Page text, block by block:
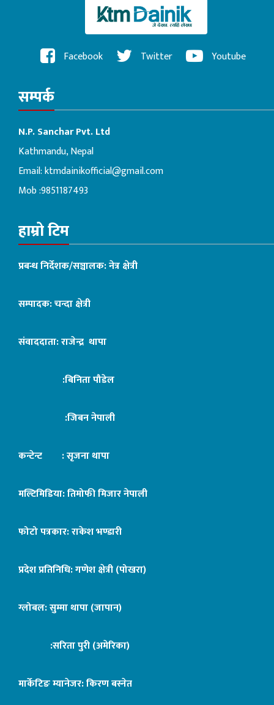
Facebook Twitter Youtube
सम्पर्क
N.P. Sanchar Pvt. Ltd
Kathmandu, Nepal
Email:ktmdainikofficial@gmail.com
Mob :9851187493
हाम्रो टिम
प्रबन्ध निर्देशक/सञ्चालक: नेत्र क्षेत्री
सम्पादक: चन्दा क्षेत्री
संवाददाता: राजेन्द्र थापा
:बिनिता पौडेल
:जिबन नेपाली
कन्टेन्ट : सृजना थापा
मल्टिमिडिया: तिमोफी मिजार नेपाली
फोटो पत्रकार: राकेश भण्डारी
प्रदेश प्रतिनिधि: गणेश क्षेत्री (पोखरा)
ग्लोबल: सुम्मा थापा (जापान)
:सरिता पुरी (अमेरिका)
मार्केटिङ म्यानेजर: किरण बस्नेत